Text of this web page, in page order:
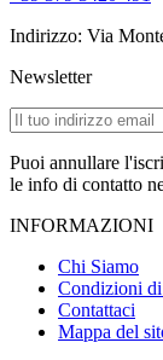
Indirizzo: Via
Newsletter
Puoi annullare
le info di contatto
INFORMAZIONI
Chi Siamo
Condizioni
Contattaci
Mappa del